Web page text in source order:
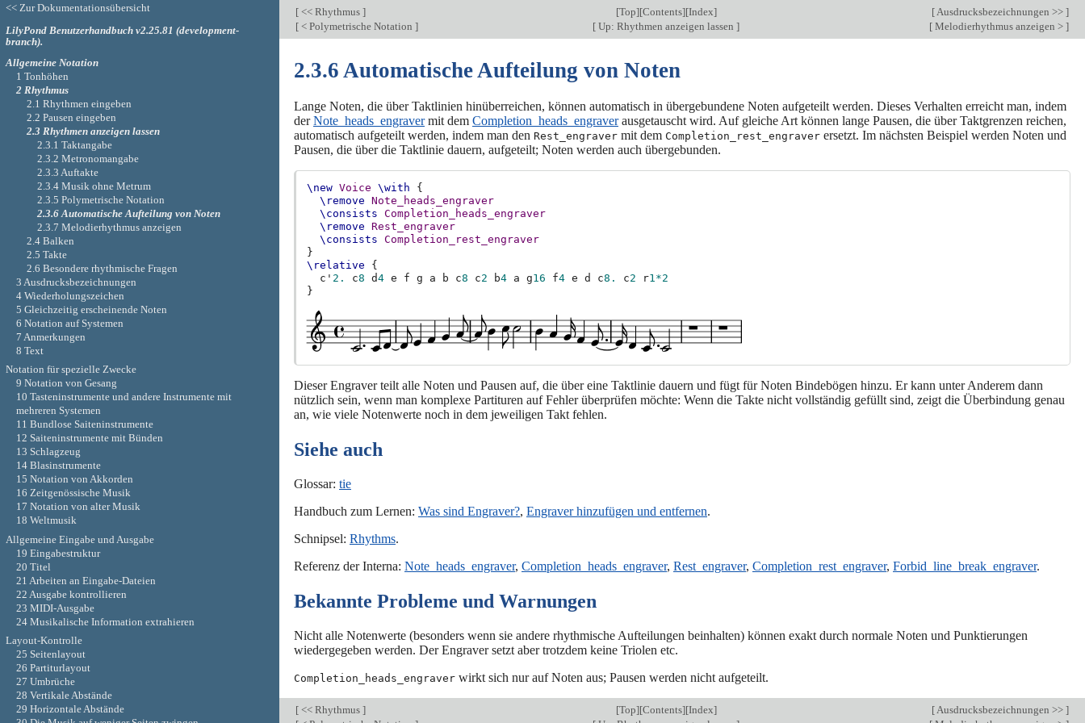
[ << Rhythmus ] [Top][Contents][Index] [Ausdrucksbezeichnungen >> ]
[ < Polymetrische Notation ] [ Up: Rhythmen anzeigen lassen ] [ Melodierhythmus anzeigen > ]
2.3.6 Automatische Aufteilung von Noten
Lange Noten, die über Taktlinien hinüberreichen, können automatisch in übergebundene Noten aufgeteilt werden. Dieses Verhalten erreicht man, indem
derNote_heads_engravermit dem Completion_heads_engraverausgetauscht wird. Auf gleiche Art können lange Pausen, die über Taktgrenzen reichen,
automatisch aufgeteilt werden, indem man den Rest_engraver mit dem Completion_rest_engraver ersetzt. Im nächsten Beispiel werden Noten und
Pausen, die über die Taktlinie dauern, aufgeteilt; Noten werden auch übergebunden.
\new Voice \with
{
\remove
Note_heads_engraver
\consists
Completion_heads_engraver
\remove
Rest_engraver
\consists
Completion_rest_engraver
}
\relative
{
c' 2. c8 d4 e f g a b c8 c2 b4 a g16 f4 e d c8. c2 r1*2
}
Dieser Engraver teilt alle Noten und Pausen auf, die über eine Taktlinie dauern und fügt für Noten Bindebögen hinzu. Er kann unter Anderem dann
nützlich sein, wenn man komplexe Partituren auf Fehler überprüfen möchte: Wenn die Takte nicht vollständig gefüllt sind, zeigt die Überbindung genau
an, wie viele Notenwerte noch in dem jeweiligen Takt fehlen.
Siehe auch
Glossar: tie
Handbuch zum Lernen: Was sind Engraver?, Engraver hinzufügen und entfernen.
Schnipsel: Rhythms.
Referenz der Interna: Note_heads_engraver, Completion_heads_engraver, Rest_engraver, Completion_rest_engraver, Forbid_line_break_engraver.
Bekannte Probleme und Warnungen
Nicht alle Notenwerte (besonders wenn sie andere rhythmische Aufteilungen beinhalten) können exakt durch normale Noten und Punktierungen
wiedergegeben werden. Der Engraver setzt aber trotzdem keine Triolen etc.
Completion_heads_engraver wirkt sich nur auf Noten aus; Pausen werden nicht aufgeteilt.
[ << Rhythmus ] [Top][Contents][Index] [ Ausdrucksbezeichnungen >> ]
<< Zur Dokumentationsübersicht
LilyPond Benutzerhandbuch v2.25.81 (development-
branch).
Allgemeine Notation
1 Tonhöhen
2 Rhythmus
2.1 Rhythmen eingeben
2.2 Pausen eingeben
2.3 Rhythmen anzeigen lassen
2.3.1 Taktangabe
2.3.2 Metronomangabe
2.3.3 Auftakte
2.3.4 Musik ohne Metrum
2.3.5 Polymetrische Notation
2.3.6 Automatische Aufteilung von Noten
2.3.7 Melodierhythmus anzeigen
2.4 Balken
2.5 Takte
2.6 Besondere rhythmische Fragen
3 Ausdrucksbezeichnungen
4 Wiederholungszeichen
5 Gleichzeitig erscheinende Noten
6 Notation auf Systemen
7 Anmerkungen
8 Text
Notation für spezielle Zwecke
9 Notation von Gesang
10 Tasteninstrumente und andere Instrumente mit
mehreren Systemen
11 Bundlose Saiteninstrumente
12 Saiteninstrumente mit Bünden
13 Schlagzeug
14 Blasinstrumente
15 Notation von Akkorden
16 Zeitgenössische Musik
17 Notation von alter Musik
18 Weltmusik
Allgemeine Eingabe und Ausgabe
19 Eingabestruktur
20 Titel
21 Arbeiten an Eingabe-Dateien
22 Ausgabe kontrollieren
23 MIDI-Ausgabe
24 Musikalische Information extrahieren
Layout-Kontrolle
25 Seitenlayout
26 Partiturlayout
27 Umbrüche
28 Vertikale Abstände
29 Horizontale Abstände